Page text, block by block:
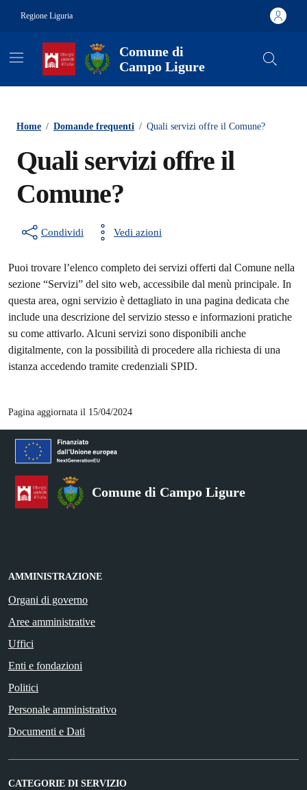
Regione Liguria
Comune di
Campo Ligure
Home / Domande frequenti / Quali servizi offre il Comune?
Quali servizi offre il
Comune?
Condividi Vedi azioni
Puoi trovare l’elenco completo dei servizi offerti dal Comune nella
sezione “Servizi” del sito web, accessibile dal menù principale. In
questa area, ogni servizio è dettagliato in una pagina dedicata che
include una descrizione del servizio stesso e informazioni pratiche
su come attivarlo. Alcuni servizi sono disponibili anche
digitalmente, con la possibilità di procedere alla richiesta di una
istanza accedendo tramite credenziali SPID.
Pagina aggiornata il 15/04/2024
Comune di Campo Ligure
AMMINISTRAZIONE
Organi di governo
Aree amministrative
Uffici
Enti e fondazioni
Politici
Personale amministrativo
Documenti e Dati
CATEGORIE DI SERVIZIO